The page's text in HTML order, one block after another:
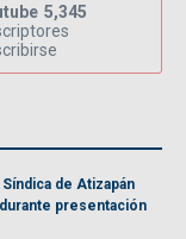
5,345
de Atizapán
presentación